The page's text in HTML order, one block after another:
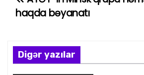
z
ı
haqda bəyanatı
Digər yazılar